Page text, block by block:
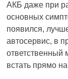
АКБ даже при
основных
появился,
автосервис, в
ответственный
встать прямо